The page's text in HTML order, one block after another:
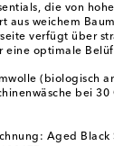
die von
aus weichem
verfügt über
eine optimale
(biologisch
bei 30
Aged Black